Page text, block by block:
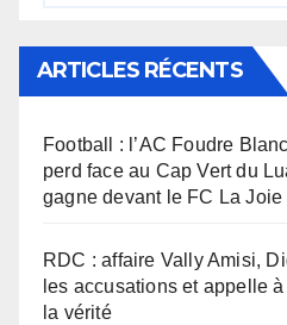
ARTICLES RÉCENTS
Football : l’AC Foudre
perd face au Cap Vert du
gagne devant le FC La Joie
RDC : affaire Vally Amisi,
les accusations et appelle
la vérité